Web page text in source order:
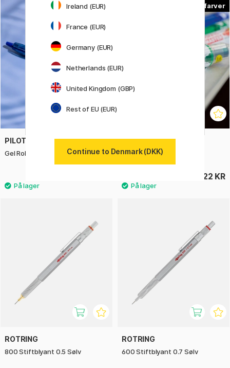
4
PILOT
Gel Rollerball Begreen B2P 07
PILOT
V-Board Master Round
22 KR
ROTRING
800 Stiftblyant 0.5 Sølv
ROTRING
600 Stiftblyant 0.7 Sølv
Ireland (EUR)
France (EUR)
Germany (EUR)
Netherlands (EUR)
United Kingdom (GBP)
Rest of EU (EUR)
Continue to Denmark (DKK)